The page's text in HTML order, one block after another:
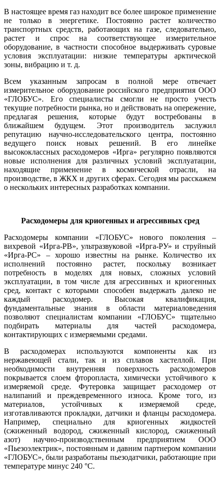
В настоящее время газ находит все более широкое применение
не только в энергетике. Постоянно растет количество
транспортных средств, работающих на газе, следовательно,
растет и спрос на соответствующее измерительное
оборудование, в частности способное выдерживать суровые
условия эксплуатации: низкие температуры арктической
зоны, вибрацию и т. д.
Всем указанным запросам в полной мере отвечает
измерительное оборудование российского предприятия ООО
«ГЛОБУС». Его специалисты смогли не просто учесть
текущие потребности рынка, но и действовать на опережение,
предлагая решения, которые будут востребованы в
ближайшем будущем. Этот производитель заслужил
репутацию научно-исследовательского центра, постоянно
ведущего поиск новых решений. В его линейке
высококлассных расходомеров «Ирга» регулярно появляются
новые исполнения для различных условий эксплуатации,
находящие применение в космической отрасли, на
производстве, в ЖКХ и других сферах. Сегодня мы расскажем
о нескольких интересных разработках компании.
Расходомеры для криогенных и агрессивных сред
Расходомеры компании «ГЛОБУС» нового поколения –
вихревой «­Ирга-РВ», ультразвуковой «Ирга-РУ» и струйный
«Ирга-РС» – хорошо известны на рынке. Количество их
исполнений постоянно растет, поскольку возникает
потребность в моделях для новых, сложных условий
эксплуатации, в том числе для агрессивных и криогенных
сред, контакт с которыми способен выдержать далеко не
каждый расходомер. Высокая квалификация,
фундаментальные знания в области материаловедения
позволяют специалистам компании ­«ГЛОБУС» тщательно
подбирать материалы для частей расходомера,
контактирующих с измеряемыми средами.
В расходомерах используются компоненты как из
нержавеющей стали, так и из сплавов хастеллой. При
необходимости внутренняя поверхность расходомеров
покрывается слоем фторопласта, химически устойчивого к
измеряемой среде. Футеровка защищает расходомер от
налипаний и преждевременного износа. Кроме то­го, из
материалов, устойчивых к измеряемой среде,
изготавливаются прокладки, датчики и фланцы расходомера.
Например, специально для криогенных жидкостей
(сжиженный водород, сжиженный кислород, сжиженный
азот) научно-производственным предприятием ООО
«Пьезоэлектрик», постоянным и давним партнером компании
«ГЛОБУС», были разработаны пьезодатчики, работающие при
температуре минус 240 °C.